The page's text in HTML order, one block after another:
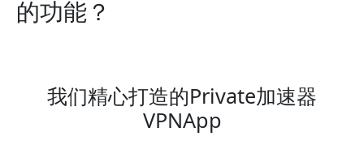
的功能？
我们精心打造的Private加速器
VPNApp